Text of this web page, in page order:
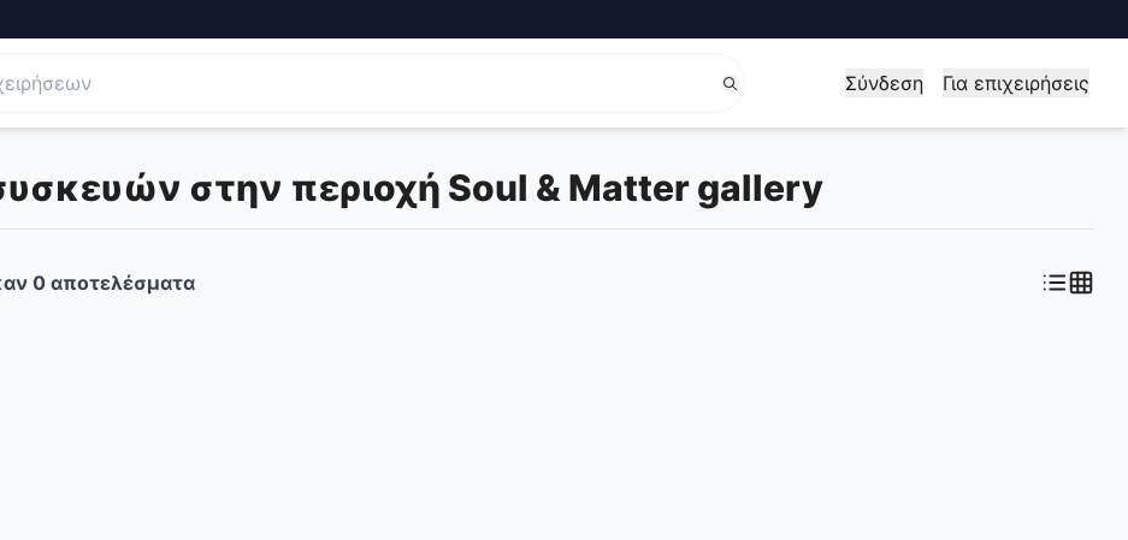
Σύνδεση Για επιχειρήσεις
στην περιοχή Soul & Matter gallery
0 αποτελέσματα